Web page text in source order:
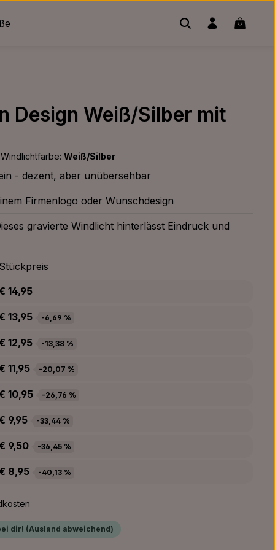
Design Weiß/Silber mit
Windlichtfarbe: Weiß/Silber
- dezent, aber unübersehbar
Firmenlogo oder Wunschdesign
gravierte Windlicht hinterlässt Eindruck und
Stückpreis
14,95
13,95 -6,69 %
12,95 -13,38 %
11,95 -20,07 %
10,95 -26,76 %
9,95 -33,44 %
9,50 -36,45 %
8,95 -40,13 %
dir! (Ausland abweichend)